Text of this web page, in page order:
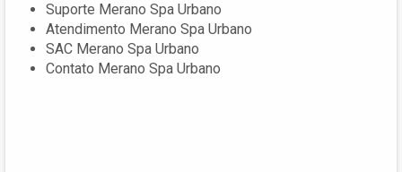
Suporte Merano Spa Urbano
Atendimento Merano Spa Urbano
SAC Merano Spa Urbano
Contato Merano Spa Urbano